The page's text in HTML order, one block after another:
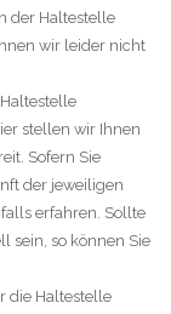
der Haltestelle
wir leider nicht
stellen wir Ihnen
Sofern Sie
der jeweiligen
erfahren. Sollte
sein, so können Sie
die Haltestelle